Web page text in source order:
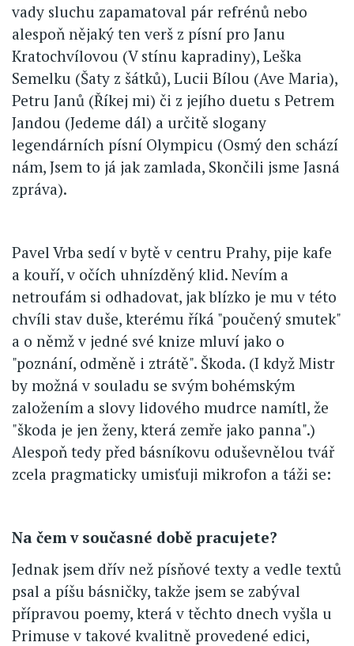
vady sluchu zapamatoval pár refrénů nebo
alespoň nějaký ten verš z písní pro Janu
Kratochvílovou (V stínu kapradiny), Leška
Semelku (Šaty z šátků), Lucii Bílou (Ave Maria),
Petru Janů (Říkej mi) či z jejího duetu s Petrem
Jandou (Jedeme dál) a určitě slogany
legendárních písní Olympicu (Osmý den schází
nám, Jsem to já jak zamlada, Skončili jsme Jasná
zpráva).
Pavel Vrba sedí v bytě v centru Prahy, pije kafe
a kouří, v očích uhnízděný klid. Nevím a
netroufám si odhadovat, jak blízko je mu v této
chvíli stav duše, kterému říká "poučený smutek"
a o němž v jedné své knize mluví jako o
"poznání, odměně i ztrátě". Škoda. (I když Mistr
by možná v souladu se svým bohémským
založením a slovy lidového mudrce namítl, že
"škoda je jen ženy, která zemře jako panna".)
Alespoň tedy před básníkovu oduševnělou tvář
zcela pragmaticky umisťuji mikrofon a táži se:
Na čem v současné době pracujete?
Jednak jsem dřív než písňové texty a vedle textů
psal a píšu básničky, takže jsem se zabýval
přípravou poemy, která v těchto dnech vyšla u
Primuse v takové kvalitně provedené edici,